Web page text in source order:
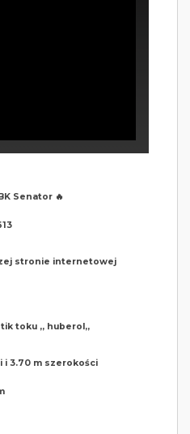
Senator 🔥
stronie internetowej
toku ,, huberol,,
i 3.70 m szerokości